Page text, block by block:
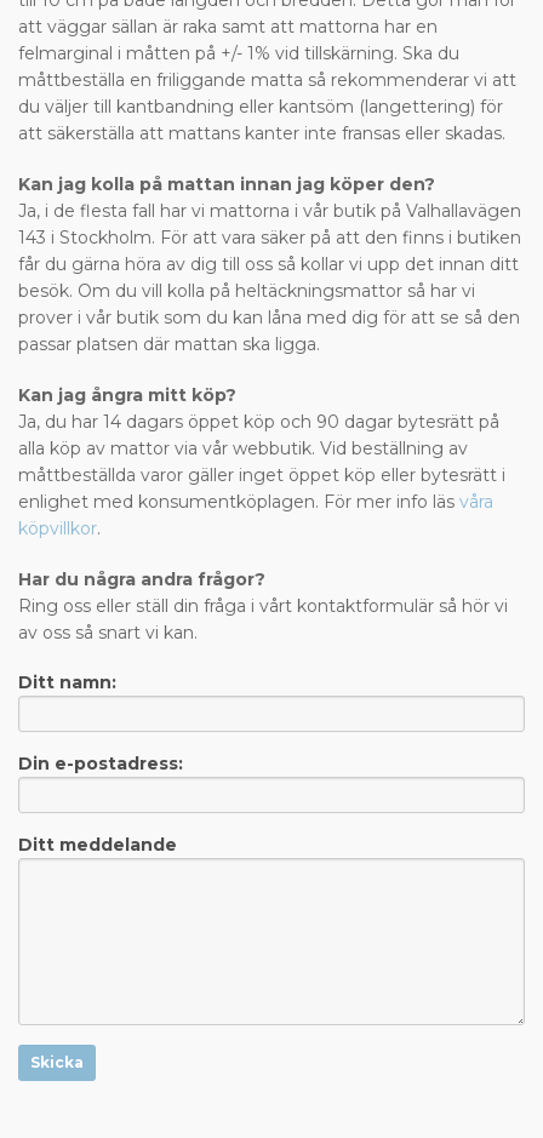
att väggar sällan är raka samt att mattorna har en
felmarginal i måtten på +/- 1% vid tillskärning. Ska du
måttbeställa en friliggande matta så rekommenderar vi att
du väljer till kantbandning eller kantsöm (langettering) för
att säkerställa att mattans kanter inte fransas eller skadas.
Kan jag kolla på mattan innan jag köper den?
Ja, i de flesta fall har vi mattorna i vår butik på Valhallavägen
143 i Stockholm. För att vara säker på att den finns i butiken
får du gärna höra av dig till oss så kollar vi upp det innan ditt
besök. Om du vill kolla på heltäckningsmattor så har vi
prover i vår butik som du kan låna med dig för att se så den
passar platsen där mattan ska ligga.
Kan jag ångra mitt köp?
Ja, du har 14 dagars öppet köp och 90 dagar bytesrätt på
alla köp av mattor via vår webbutik. Vid beställning av
måttbeställda varor gäller inget öppet köp eller bytesrätt i
enlighet med konsumentköplagen. För mer info läs våra
köpvillkor.
Har du några andra frågor?
Ring oss eller ställ din fråga i vårt kontaktformulär så hör vi
av oss så snart vi kan.
Ditt namn:
Din e-postadress:
Ditt meddelande
Skicka